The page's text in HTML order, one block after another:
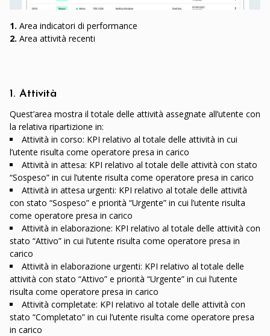
1. Area indicatori di performance
2. Area attività recenti
1. Attività
Quest’area mostra il totale delle attività assegnate all’utente con
la relativa ripartizione in:
Attività in corso: KPI relativo al totale delle attività in cui
l’utente risulta come operatore presa in carico
Attività in attesa: KPI relativo al totale delle attività con stato
“Sospeso” in cui l’utente risulta come operatore presa in carico
Attività in attesa urgenti: KPI relativo al totale delle attività
con stato “Sospeso” e priorità “Urgente” in cui l’utente risulta
come operatore presa in carico
Attività in elaborazione: KPI relativo al totale delle attività con
stato “Attivo” in cui l’utente risulta come operatore presa in
carico
Attività in elaborazione urgenti: KPI relativo al totale delle
attività con stato “Attivo” e priorità “Urgente” in cui l’utente
risulta come operatore presa in carico
Attività completate: KPI relativo al totale delle attività con
stato “Completato” in cui l’utente risulta come operatore presa
in carico